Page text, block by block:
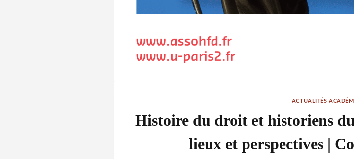
ACTUALITÉS
Histoire du droit et historiens
lieux et perspectives |